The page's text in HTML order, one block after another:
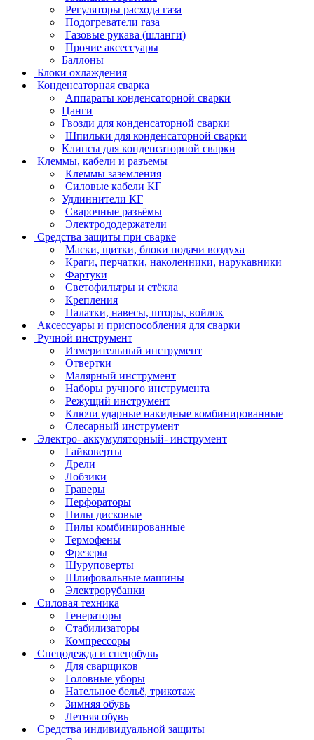
Регуляторы расхода газа
Подогреватели газа
Газовые рукава (шланги)
Прочие аксессуары
Баллоны
Блоки охлаждения
Конденсаторная сварка
Аппараты конденсаторной сварки
Цанги
Гвозди для конденсаторной сварки
Шпильки для конденсаторной сварки
Клипсы для конденсаторной сварки
Клеммы, кабели и разъемы
Клеммы заземления
Силовые кабели КГ
Удлиннители КГ
Сварочные разъёмы
Электрододержатели
Средства защиты при сварке
Маски, щитки, блоки подачи воздуха
Краги, перчатки, наколенники, нарукавники
Фартуки
Светофильтры и стёкла
Крепления
Палатки, навесы, шторы, войлок
Аксессуары и приспособления для сварки
Ручной инструмент
Измерительный инструмент
Отвертки
Малярный инструмент
Наборы ручного инструмента
Режущий инструмент
Ключи ударные накидные комбинированные
Слесарный инструмент
Электро- аккумуляторный- инструмент
Гайковерты
Дрели
Лобзики
Граверы
Перфораторы
Пилы дисковые
Пилы комбинированные
Термофены
Фрезеры
Шуруповерты
Шлифовальные машины
Электрорубанки
Силовая техника
Генераторы
Стабилизаторы
Компрессоры
Спецодежда и спецобувь
Для сварщиков
Головные уборы
Нательное бельё, трикотаж
Зимняя обувь
Летняя обувь
Средства индивидуальной защиты